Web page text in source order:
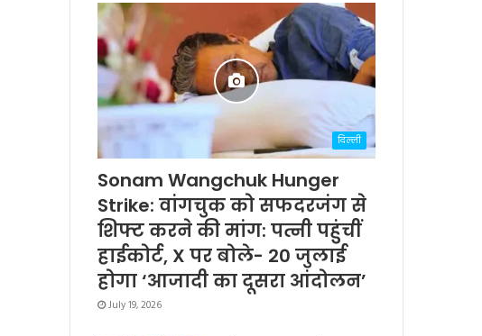
दिल्ली
Sonam Wangchuk Hunger
Strike: वांगचुक को सफदरजंग से
शिफ्ट करने की मांग: पत्नी पहुंचीं
हाईकोर्ट, X पर बोले- 20 जुलाई
होगा ‘आजादी का दूसरा आंदोलन’
July 19, 2026